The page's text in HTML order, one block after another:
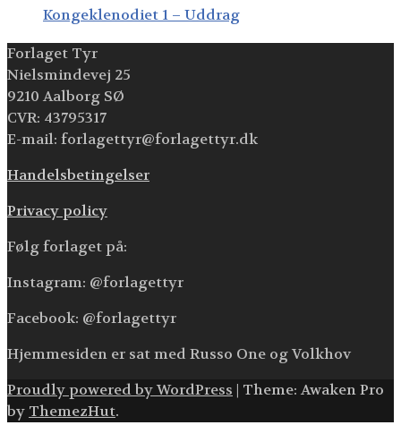
Kongeklenodiet 1 – Uddrag
Forlaget Tyr
Nielsmindevej 25
9210 Aalborg SØ
CVR: 43795317
E-mail: forlagettyr@forlagettyr.dk
Handelsbetingelser
Privacy policy
Følg forlaget på:
Instagram: @forlagettyr
Facebook: @forlagettyr
Hjemmesiden er sat med Russo One og Volkhov
Proudly powered by WordPress | Theme: Awaken Pro
by ThemezHut.